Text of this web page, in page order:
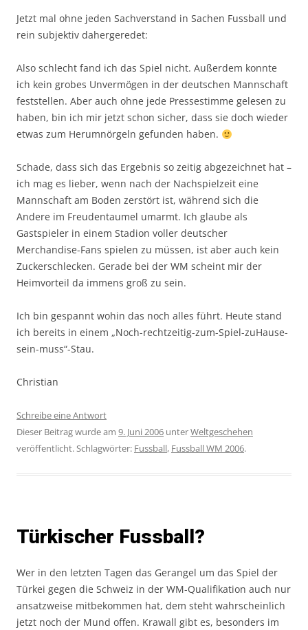
Jetzt mal ohne jeden Sachverstand in Sachen Fussball und
rein subjektiv dahergeredet:
Also schlecht fand ich das Spiel nicht. Außerdem konnte
ich kein grobes Unvermögen in der deutschen Mannschaft
feststellen. Aber auch ohne jede Pressestimme gelesen zu
haben, bin ich mir jetzt schon sicher, dass sie doch wieder
etwas zum Herumnörgeln gefunden haben.
Schade, dass sich das Ergebnis so zeitig abgezeichnet hat –
ich mag es lieber, wenn nach der Nachspielzeit eine
Mannschaft am Boden zerstört ist, während sich die
Andere im Freudentaumel umarmt. Ich glaube als
Gastspieler in einem Stadion voller deutscher
Merchandise-Fans spielen zu müssen, ist aber auch kein
Zuckerschlecken. Gerade bei der WM scheint mir der
Heimvorteil da immens groß zu sein.
Ich bin gespannt wohin das noch alles führt. Heute stand
ich bereits in einem „Noch-rechtzeitig-zum-Spiel-zuHause-
sein-muss“-Stau.
Christian
Schreibe eine Antwort
Dieser Beitrag wurde am 9. Juni 2006 unterWeltgeschehen
veröffentlicht. Schlagwörter: Fussball, Fussball WM 2006.
Türkischer Fussball?
Wer in den letzten Tagen das Gerangel um das Spiel der
Türkei gegen die Schweiz in der WM-Qualifikation auch nur
ansatzweise mitbekommen hat, dem steht wahrscheinlich
jetzt noch der Mund offen. Krawall gibt es, besonders im